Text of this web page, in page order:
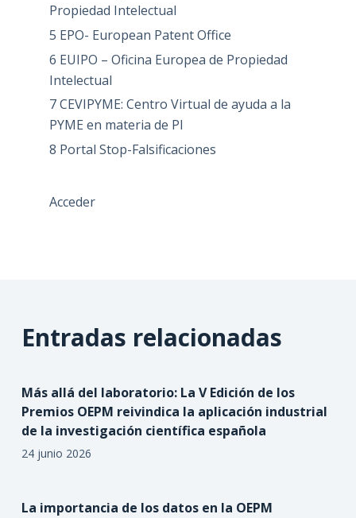
Propiedad Intelectual
5 EPO- European Patent Office
6 EUIPO – Oficina Europea de Propiedad
Intelectual
7 CEVIPYME: Centro Virtual de ayuda a la
PYME en materia de PI
8 Portal Stop-Falsificaciones
Acceder
Entradas relacionadas
Más allá del laboratorio: La V Edición de los
Premios OEPM reivindica la aplicación industrial
de la investigación científica española
24 junio 2026
La importancia de los datos en la OEPM